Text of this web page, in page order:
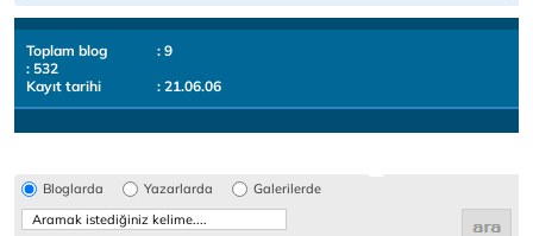
Toplam blog
: 9
: 532
Kayıt tarihi
: 21.06.06
Bloglarda Yazarlarda Galerilerde